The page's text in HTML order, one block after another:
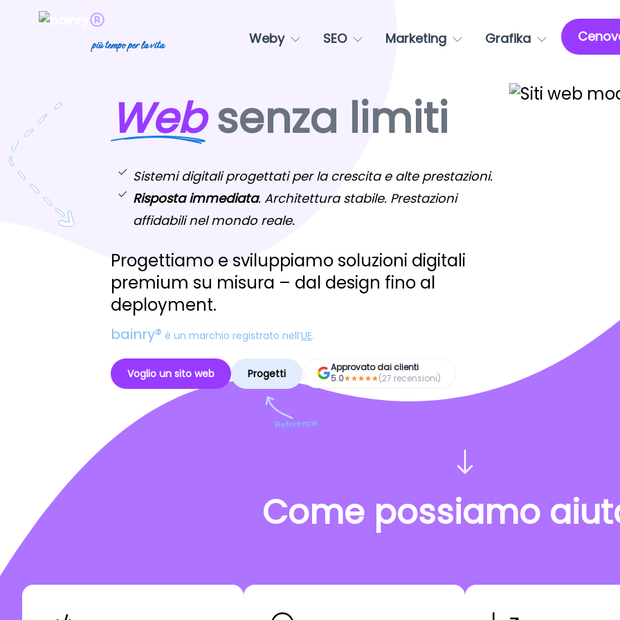
più tempo per la vita Weby SEO Marketing Grafika
Websenza limiti
Sistemi digitali progettati per la crescita e alte prestazioni.
Risposta immediata. Architettura stabile. Prestazioni
affidabili nel mondo reale.
Progettiamo e sviluppiamo soluzioni digitali
premium su misura – dal design fino al
deployment.
bainry® è un marchio registrato nell’UE.
Voglio un sito web Progetti
Referencie
Approvato dai clienti
5.0
(27 recensioni)
Come possiamo